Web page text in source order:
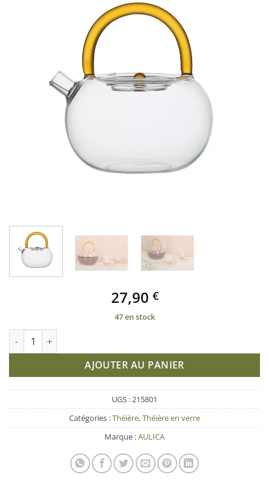
27,90 €
47 en stock
quantité de Théière en verre avec anse jaune 800ml
AJOUTER AU PANIER
UGS :215801
Catégories :Théière,Théière en verre
Marque :AULICA